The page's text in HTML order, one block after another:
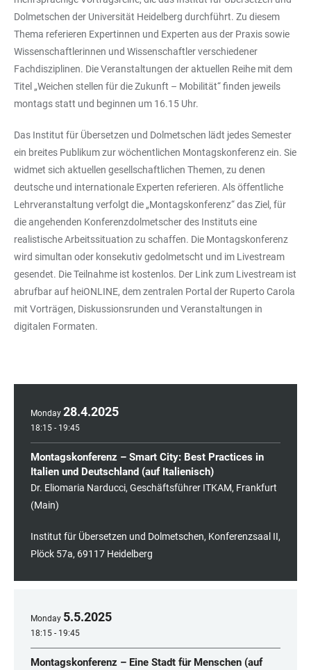
Dolmetschen der Universität Heidelberg durchführt. Zu diesem
Thema referieren Expertinnen und Experten aus der Praxis sowie
Wissenschaftlerinnen und Wissenschaftler verschiedener
Fachdisziplinen. Die Veranstaltungen der aktuellen Reihe mit dem
Titel „Weichen stellen für die Zukunft – Mobilität“ finden jeweils
montags statt und beginnen um 16.15 Uhr.
Das Institut für Übersetzen und Dolmetschen lädt jedes Semester
ein breites Publikum zur wöchentlichen Montagskonferenz ein. Sie
widmet sich aktuellen gesellschaftlichen Themen, zu denen
deutsche und internationale Experten referieren. Als öffentliche
Lehrveranstaltung verfolgt die „Montagskonferenz“ das Ziel, für
die angehenden Konferenzdolmetscher des Instituts eine
realistische Arbeitssituation zu schaffen. Die Montagskonferenz
wird simultan oder konsekutiv gedolmetscht und im Livestream
gesendet. Die Teilnahme ist kostenlos. Der Link zum Livestream ist
abrufbar auf heiONLINE, dem zentralen Portal der Ruperto Carola
mit Vorträgen, Diskussionsrunden und Veranstaltungen in
digitalen Formaten.
Monday 28.4.2025
18:15 - 19:45
Montagskonferenz – Smart City: Best Practices in
Italien und Deutschland (auf Italienisch)
Dr. Eliomaria Narducci, Geschäftsführer ITKAM, Frankfurt
(Main)
Institut für Übersetzen und Dolmetschen, Konferenzsaal II,
Plöck 57a, 69117 Heidelberg
Monday 5.5.2025
18:15 - 19:45
Montagskonferenz – Eine Stadt für Menschen (auf